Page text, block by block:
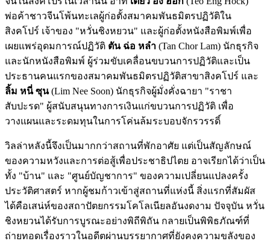
พ่อค้าชาวจีนโพ้นทะเลผู้ก่อตั้งสมาคมพันธมิตรปฏิวัติใน
สิงคโปร์ เจ้าของ "หวั่นชิงหยวน" และผู้ก่อตั้งหนังสือพิมพ์เพื่อ
เผยแพร่อุดมการณ์ปฏิวัติ ตัน ฉ่อ หลำ (Tan Chor Lam) นักธุรกิจ
และนักหนังสือพิมพ์ ผู้ร่วมขับเคลื่อนขบวนการปฏิวัติและเป็น
ประธานคนแรกของสมาคมพันธมิตรปฏิวัติสาขาสิงคโปร์ และ
ลิ้ม หนี่ ซุน(Lim Nee Soon) นักธุรกิจผู้มั่งคั่งฉายา "ราชา
สับปะรด" ผู้สนับสนุนทางการเงินแก่ขบวนการปฏิวัติ เพื่อ
วางแผนและระดมทุนในการโค่นล้มระบอบจักรวรรดิ์
วิลล่าหลังนี้จึงเป็นมากกว่าสถานที่พักอาศัย แต่เป็นสัญลักษณ์
ของความหวังและการต่อสู้เพื่อประชาธิปไตย อาจเรียกได้ว่าเป็น
ทั้ง "บ้าน" และ "ศูนย์บัญชาการ" ของความเปลี่ยนแปลงครั้ง
ประวัติศาสตร์ หากผู้ชมก้าวเข้าสู่สถานที่แห่งนี้ สิ่งแรกที่สัมผัส
ได้คือเสน่ห์ของสถาปัตยกรรมโคโลเนียลอันงดงาม ปัจจุบัน หวั่น
ชิงหยวนได้รับการบูรณะอย่างพิถีพิถัน กลายเป็นพิพิธภัณฑ์ที่
ถ่ายทอดเรื่องราวในอดีตผ่านบรรยากาศที่ยังคงความขลังของ